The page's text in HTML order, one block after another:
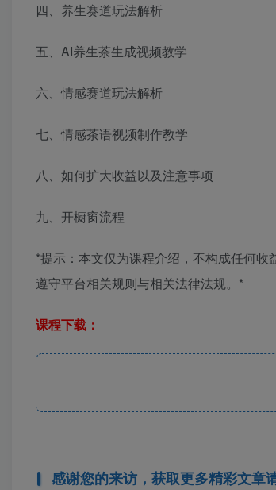
四、养生赛道玩法解析
五、AI养生茶生成视频教学
六、情感赛道玩法解析
七、情感茶语视频制作教学
八、如何扩大收益以及注意事项
九、开橱窗流程
*提示：本文仅为课程介绍，不构成任何
遵守平台相关规则与相关法律法规。*
课程下载：
感谢您的来访，获取更多精彩文章